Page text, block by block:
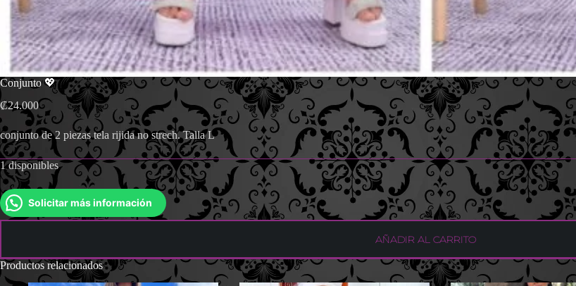
Conjunto 💖
₡24.000
conjunto de 2 piezas tela rijida no strech. Talla L
1 disponibles
Solicitar más información
AÑADIR AL CARRITO
Productos relacionados